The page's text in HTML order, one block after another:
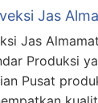
Jas
Jas
Produksi
Pusat